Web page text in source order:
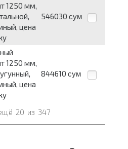
1250 мм,
цена
546030 сум
1250 мм,
цена
844610 сум
20 из 347